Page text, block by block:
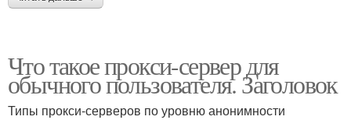
Что такое прокси-сервер для
обычного пользователя. Заголовок
Типы прокси-серверов по уровню анонимности